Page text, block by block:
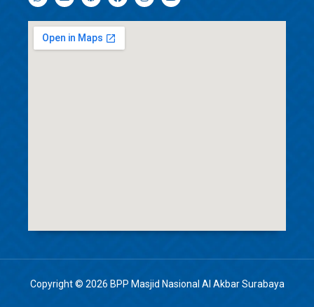
Copyright © 2026 BPP Masjid Nasional Al Akbar Surabaya